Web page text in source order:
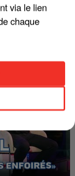
via le lien
chaque